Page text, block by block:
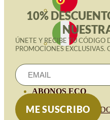
ABONOS ECO
VER
10%
ÚNETE Y RECIBE TU CÓDIGO
PROMOCIONES EXCLUSIVAS.